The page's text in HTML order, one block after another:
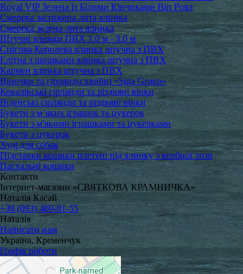
Royal VIP Зелена із Білими Кінчиками Віп Роял
Смерека засніжена лита ялинка
Смерека зелена лита ялинка
Штучні ялинки ПВХ 1.0 м - 3.0 м
Снігова Королева ялинка штучна з ПВХ
Елітна з шишками ялинка штучна з ПВХ
Кармен ялинка штучна з ПВХ
Віночки та гірлянди хвойні «Siga Group»
Ковалівські гірлянди та різдвяні вінки
Віденські гірлянди та різдвяні вінки
Букети з м’яких іграшок та цукерок
Букети з м'якими іграшками та цукерками
Букети з цукерок
Худі для собак
Підставки кошики плетені під ялинку з вербної лози
Пасхальні кошики
Контакти
Інтернет-магазин «СВЯТКОВА КРАМНИЧКА»
Наталія Касай
+38 (093) 469-81-55
Наталія
Написати нам
Україна, Кременчук
Графік роботи